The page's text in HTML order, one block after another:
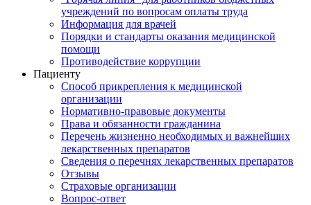
учреждений по вопросам оплаты труда
Информация для врачей
Порядки и стандарты оказания медицинской
помощи
Противодействие коррупции
Пациенту
Способ прикрепления к медицинской
организации
Нормативно-правовые документы
Права и обязанности гражданина
Перечень жизненно необходимых и важнейших
лекарственных препаратов
Сведения о перечнях лекарственных препаратов
Отзывы
Страховые организации
Вопрос-ответ